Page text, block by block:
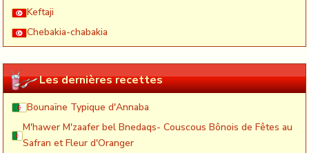
Keftaji
Chebakia-chabakia
Les dernières recettes
Bounaïne Typique d'Annaba
M'hawer M'zaafer bel Bnedaqs- Couscous Bônois de Fêtes au
Safran et Fleur d'Oranger